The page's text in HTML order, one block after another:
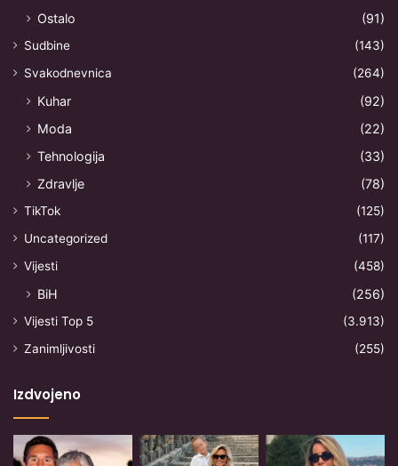
Ostalo
(91)
Sudbine
(143)
Svakodnevnica
(264)
Kuhar
(92)
Moda
(22)
Tehnologija
(33)
Zdravlje
(78)
TikTok
(125)
Uncategorized
(117)
Vijesti
(458)
BiH (256)
Vijesti Top 5
(3.913)
Zanimljivosti
(255)
Izdvojeno